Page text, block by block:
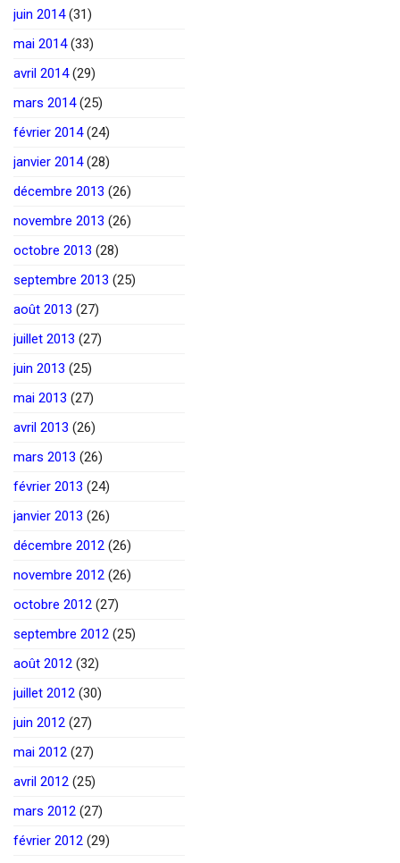
juin 2014(31)
mai 2014(33)
avril 2014(29)
mars 2014(25)
février 2014(24)
janvier 2014(28)
décembre 2013 (26)
novembre 2013 (26)
octobre 2013 (28)
septembre 2013 (25)
août 2013 (27)
juillet 2013 (27)
juin 2013 (25)
mai 2013 (27)
avril 2013 (26)
mars 2013 (26)
février 2013 (24)
janvier 2013 (26)
décembre 2012 (26)
novembre 2012 (26)
octobre 2012 (27)
septembre 2012 (25)
août 2012 (32)
juillet 2012 (30)
juin 2012 (27)
mai 2012 (27)
avril 2012 (25)
mars 2012 (27)
février 2012 (29)